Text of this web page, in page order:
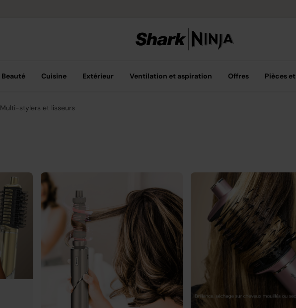
Livraison
Beauté Cuisine Extérieur Ventilation et aspiration Offres Pièces
Multi-stylers et lisseurs